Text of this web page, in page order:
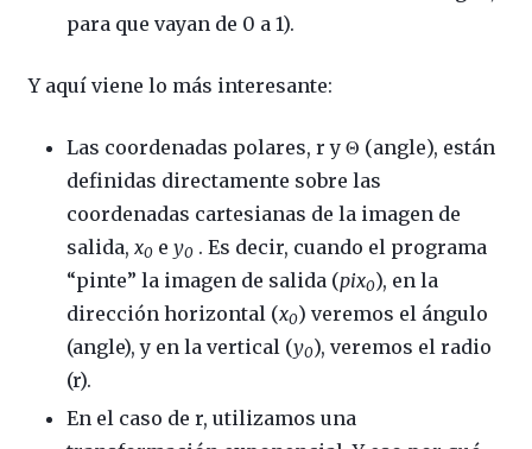
para que vayan de 0 a 1).
Y aquí viene lo más interesante:
Las coordenadas polares, r y Θ (angle), están
definidas directamente sobre las
coordenadas cartesianas de la imagen de
salida, x0 e y0 . Es decir, cuando el programa
“pinte” la imagen de salida (pix0), en la
dirección horizontal (x0) veremos el ángulo
(angle), y en la vertical (y0), veremos el radio
(r).
En el caso de r, utilizamos una